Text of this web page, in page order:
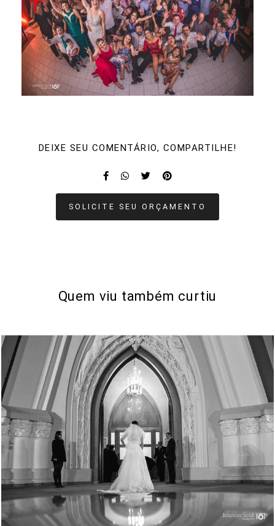
DEIXE SEU COMENTÁRIO, COMPARTILHE!
SOLICITE SEU ORÇAMENTO
Quem viu também curtiu
1859 77